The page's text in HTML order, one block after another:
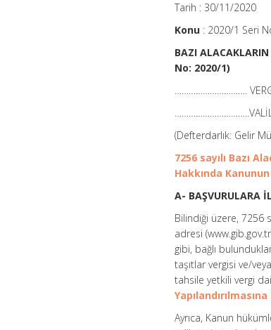
Tarih : 30/11/2020
Konu : 2020/1 Seri
BAZI
No: 2020/1)
…………………………. VERGİ
(Defterdarlık: Gelir
7256 sayılı Bazı
Hakkında Kanunun
A- BAŞVURULARA
Bilindiği üzere, 7256
adresi
gibi, bağlı
taşıtlar vergisi ve/
tahsile yetkili vergi
Ayrıca, Kanun